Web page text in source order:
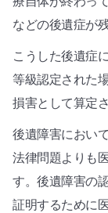
などの後遺症が
こうした後遺症
等級認定された
損害として算定
後遺障害におい
法律問題よりも
す。後遺障害の
証明するために